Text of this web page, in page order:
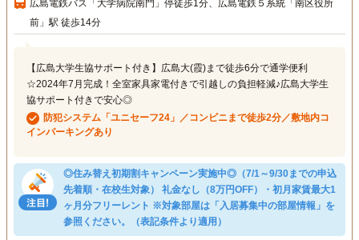
広島電鉄バス「大学病院南門」停徒歩1分、広島電鉄５系統「南区役所
前」駅 徒歩14分
【広島大学生協サポート付き】広島大(霞)まで徒歩6分で通学便利
☆2024年7月完成！全室家具家電付きで引越しの負担軽減♪広島大学生
協サポート付きで安心◎
防犯システム「ユニセーフ24」／コンビニまで徒歩2分／敷地内コ
インパーキングあり
◎住み替え初期割キャンペーン実施中◎（7/1～9/30までの申込
先着順・在校生対象） 礼金なし（8万円OFF）・初月家賃最大1
ヶ月分フリーレント ※対象部屋は「入居募集中の部屋情報」を
参照ください。（表記条件より適用）